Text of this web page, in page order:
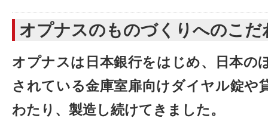
オプナスのものづくりへのこだ
オプナスは日本銀行をはじめ、日本の
されている金庫室扉向けダイヤル錠や
わたり、製造し続けてきました。